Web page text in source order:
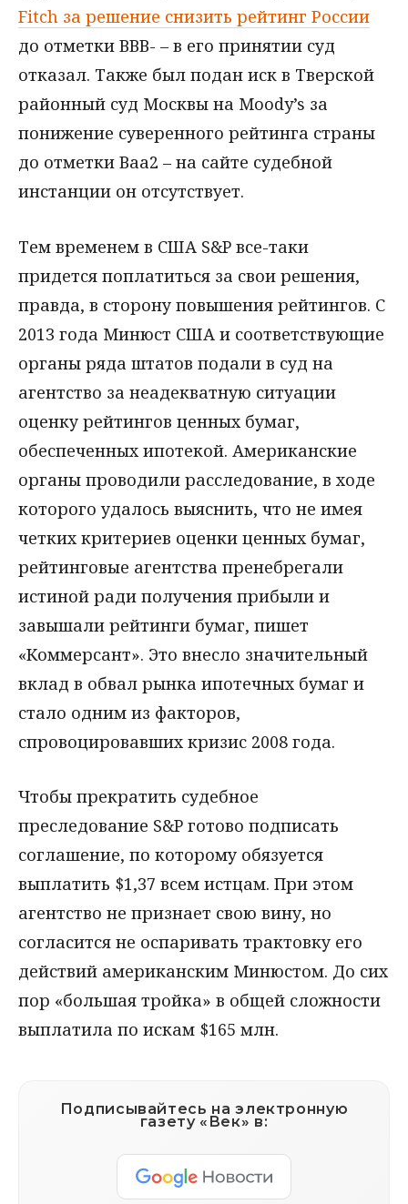
Fitch за решение снизить рейтинг России
до отметки ВВВ- – в его принятии суд
отказал. Также был подан иск в Тверской
районный суд Москвы на Moody’s за
понижение суверенного рейтинга страны
до отметки Ваа2 – на сайте судебной
инстанции он отсутствует.
Тем временем в США S&P все-таки
придется поплатиться за свои решения,
правда, в сторону повышения рейтингов. С
2013 года Минюст США и соответствующие
органы ряда штатов подали в суд на
агентство за неадекватную ситуации
оценку рейтингов ценных бумаг,
обеспеченных ипотекой. Американские
органы проводили расследование, в ходе
которого удалось выяснить, что не имея
четких критериев оценки ценных бумаг,
рейтинговые агентства пренебрегали
истиной ради получения прибыли и
завышали рейтинги бумаг, пишет
«Коммерсант». Это внесло значительный
вклад в обвал рынка ипотечных бумаг и
стало одним из факторов,
спровоцировавших кризис 2008 года.
Чтобы прекратить судебное
преследование S&P готово подписать
соглашение, по которому обязуется
выплатить $1,37 всем истцам. При этом
агентство не признает свою вину, но
согласится не оспаривать трактовку его
действий американским Минюстом. До сих
пор «большая тройка» в общей сложности
выплатила по искам $165 млн.
Подписывайтесь на электронную
газету «Век» в: